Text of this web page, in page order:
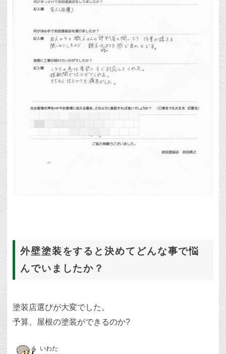
外壁塗装をすると決めてどんな事で悩
んでいましたか？
塗装店選びが大変でした。
予算、屋根の塗装ができるのか?
いわた